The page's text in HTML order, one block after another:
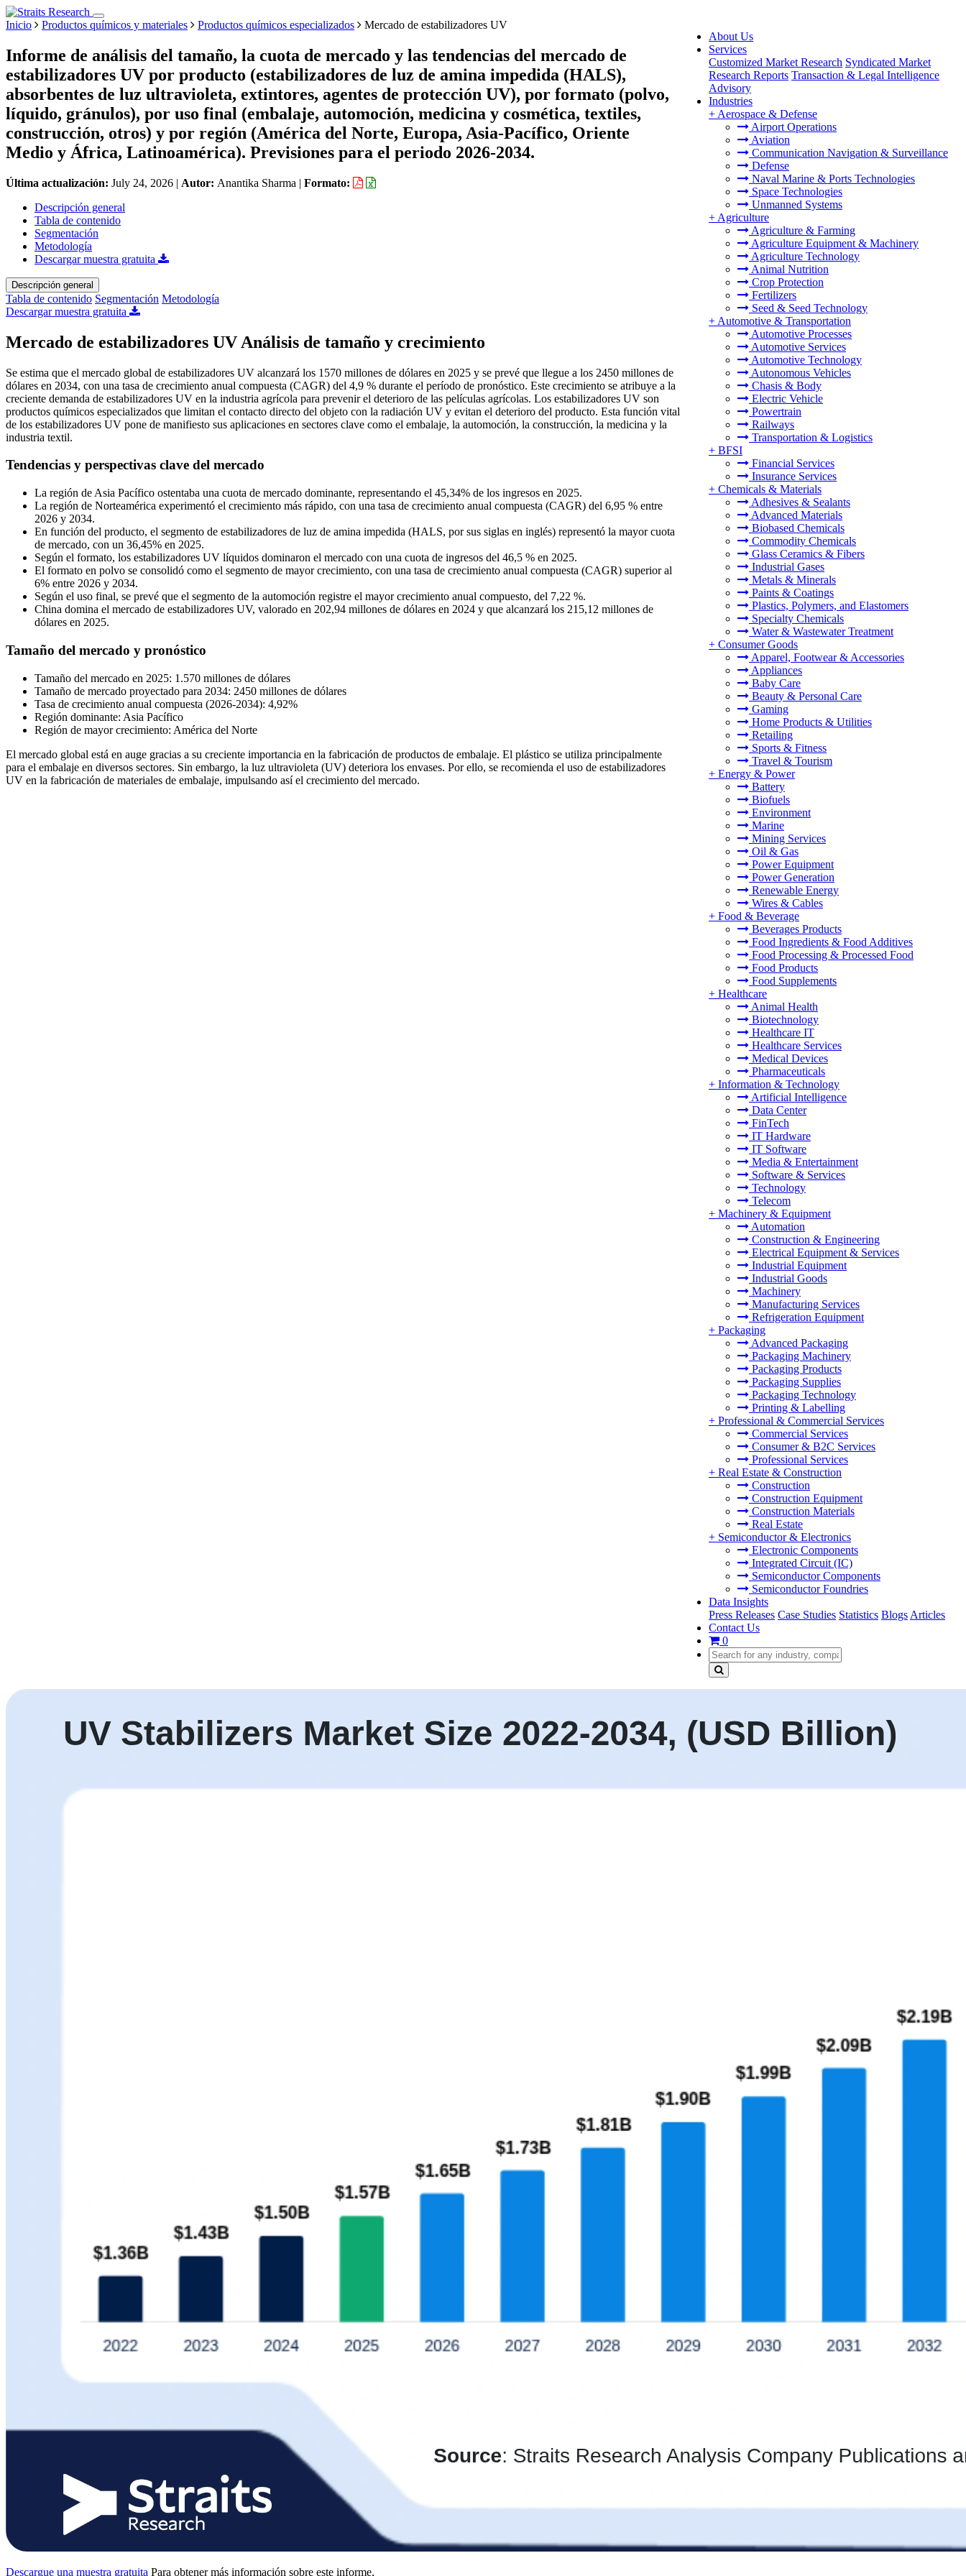
About Us
Services
Customized Market Research Syndicated Market
Research Reports Transaction & Legal Intelligence
Advisory
Industries
+ Aerospace & Defense
Airport Operations
Aviation
Communication Navigation & Surveillance
Defense
Naval Marine & Ports Technologies
Space Technologies
Unmanned Systems
+ Agriculture
Agriculture & Farming
Agriculture Equipment & Machinery
Agriculture Technology
Animal Nutrition
Crop Protection
Fertilizers
Seed & Seed Technology
+ Automotive & Transportation
Automotive Processes
Automotive Services
Automotive Technology
Autonomous Vehicles
Chasis & Body
Electric Vehicle
Powertrain
Railways
Transportation & Logistics
+ BFSI
Financial Services
Insurance Services
+ Chemicals & Materials
Adhesives & Sealants
Advanced Materials
Biobased Chemicals
Commodity Chemicals
Glass Ceramics & Fibers
Industrial Gases
Metals & Minerals
Paints & Coatings
Plastics, Polymers, and Elastomers
Specialty Chemicals
Water & Wastewater Treatment
+ Consumer Goods
Apparel, Footwear & Accessories
Appliances
Baby Care
Beauty & Personal Care
Gaming
Home Products & Utilities
Retailing
Sports & Fitness
Travel & Tourism
+ Energy & Power
Battery
Biofuels
Environment
Marine
Mining Services
Oil & Gas
Power Equipment
Power Generation
Renewable Energy
Wires & Cables
+ Food & Beverage
Beverages Products
Food Ingredients & Food Additives
Food Processing & Processed Food
Food Products
Food Supplements
+ Healthcare
Animal Health
Biotechnology
Healthcare IT
Healthcare Services
Medical Devices
Pharmaceuticals
+ Information & Technology
Artificial Intelligence
Data Center
FinTech
IT Hardware
IT Software
Media & Entertainment
Software & Services
Technology
Telecom
+ Machinery & Equipment
Automation
Construction & Engineering
Electrical Equipment & Services
Industrial Equipment
Industrial Goods
Machinery
Manufacturing Services
Refrigeration Equipment
+ Packaging
Advanced Packaging
Packaging Machinery
Packaging Products
Packaging Supplies
Packaging Technology
Printing & Labelling
+ Professional & Commercial Services
Commercial Services
Consumer & B2C Services
Professional Services
+ Real Estate & Construction
Construction
Construction Equipment
Construction Materials
Real Estate
+ Semiconductor & Electronics
Electronic Components
Integrated Circuit (IC)
Semiconductor Components
Semiconductor Foundries
Data Insights
Press Releases Case Studies Statistics Blogs Articles
Contact Us
0
Inicio Productos químicos y materiales Productos químicos especializados Mercado de estabilizadores UV
Informe de análisis del tamaño, la cuota de mercado y las tendencias del mercado de
estabilizadores UV por producto (estabilizadores de luz de amina impedida (HALS),
absorbentes de luz ultravioleta, extintores, agentes de protección UV), por formato (polvo,
líquido, gránulos), por uso final (embalaje, automoción, medicina y cosmética, textiles,
construcción, otros) y por región (América del Norte, Europa, Asia-Pacífico, Oriente
Medio y África, Latinoamérica). Previsiones para el periodo 2026-2034.
Última actualización: July 24, 2026 | Autor: Anantika Sharma | Formato:
Descripción general
Tabla de contenido
Segmentación
Metodología
Descargar muestra gratuita
Descripción general
Tabla de contenido Segmentación Metodología
Descargar muestra gratuita
Mercado de estabilizadores UV Análisis de tamaño y crecimiento
Se estima que el mercado global de estabilizadores UV alcanzará los 1570 millones de dólares en 2025 y se prevé que llegue a los 2450 millones de
dólares en 2034, con una tasa de crecimiento anual compuesta (CAGR) del 4,9 % durante el período de pronóstico. Este crecimiento se atribuye a la
creciente demanda de estabilizadores UV en la industria agrícola para prevenir el deterioro de las películas agrícolas. Los estabilizadores UV son
productos químicos especializados que limitan el contacto directo del objeto con la radiación UV y evitan el deterioro del producto. Esta función vital
de los estabilizadores UV pone de manifiesto sus aplicaciones en sectores clave como el embalaje, la automoción, la construcción, la medicina y la
industria textil.
Tendencias y perspectivas clave del mercado
La región de Asia Pacífico ostentaba una cuota de mercado dominante, representando el 45,34% de los ingresos en 2025.
La región de Norteamérica experimentó el crecimiento más rápido, con una tasa de crecimiento anual compuesta (CAGR) del 6,95 % entre
2026 y 2034.
En función del producto, el segmento de estabilizadores de luz de amina impedida (HALS, por sus siglas en inglés) representó la mayor cuota
de mercado, con un 36,45% en 2025.
Según el formato, los estabilizadores UV líquidos dominaron el mercado con una cuota de ingresos del 46,5 % en 2025.
El formato en polvo se consolidó como el segmento de mayor crecimiento, con una tasa de crecimiento anual compuesta (CAGR) superior al
6% entre 2026 y 2034.
Según el uso final, se prevé que el segmento de la automoción registre el mayor crecimiento anual compuesto, del 7,22 %.
China domina el mercado de estabilizadores UV, valorado en 202,94 millones de dólares en 2024 y que alcanzará los 215,12 millones de
dólares en 2025.
Tamaño del mercado y pronóstico
Tamaño del mercado en 2025: 1.570 millones de dólares
Tamaño de mercado proyectado para 2034: 2450 millones de dólares
Tasa de crecimiento anual compuesta (2026-2034): 4,92%
Región dominante: Asia Pacífico
Región de mayor crecimiento: América del Norte
El mercado global está en auge gracias a su creciente importancia en la fabricación de productos de embalaje. El plástico se utiliza principalmente
para el embalaje en diversos sectores. Sin embargo, la luz ultravioleta (UV) deteriora los envases. Por ello, se recomienda el uso de estabilizadores
UV en la fabricación de materiales de embalaje, impulsando así el crecimiento del mercado.
Descargue una muestra gratuita Para obtener más información sobre este informe,